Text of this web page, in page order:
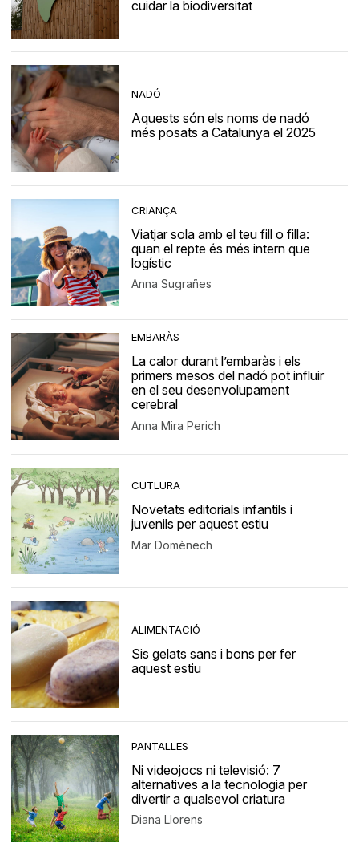
cuidar la biodiversitat
NADÓ
Aquests són els noms de nadó
més posats a Catalunya el 2025
CRIANÇA
Viatjar sola amb el teu fill o filla:
quan el repte és més intern que
logístic
Anna Sugrañes
EMBARÀS
La calor durant l’embaràs i els
primers mesos del nadó pot influir
en el seu desenvolupament
cerebral
Anna Mira Perich
CUTLURA
Novetats editorials infantils i
juvenils per aquest estiu
Mar Domènech
ALIMENTACIÓ
Sis gelats sans i bons per fer
aquest estiu
PANTALLES
Ni videojocs ni televisió: 7
alternatives a la tecnologia per
divertir a qualsevol criatura
Diana Llorens